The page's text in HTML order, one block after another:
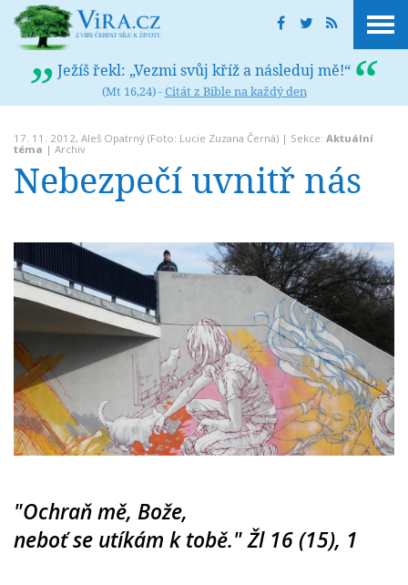
Ježíš řekl: „Vezmi svůj kříž a následuj mě!“
(Mt 16,24) -Citát z Bible na každý den
17. 11. 2012, Aleš Opatrný (Foto: Lucie Zuzana Černá) | Sekce: Aktuální
téma | Archiv
Nebezpečí uvnitř nás
"Ochraň mě, Bože,
neboť se utíkám k tobě." Žl 16 (15), 1